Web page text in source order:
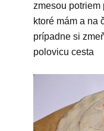
zmesou potriem
ktoré mám a na
prípadne si
polovicu cesta